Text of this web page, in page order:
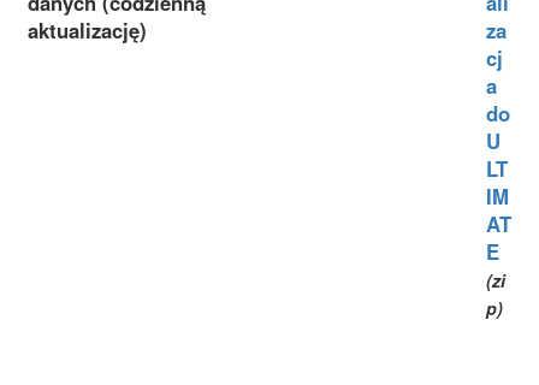
aktualizację)
za
cj
a
do
U
LT
IM
AT
E
(zi
p)